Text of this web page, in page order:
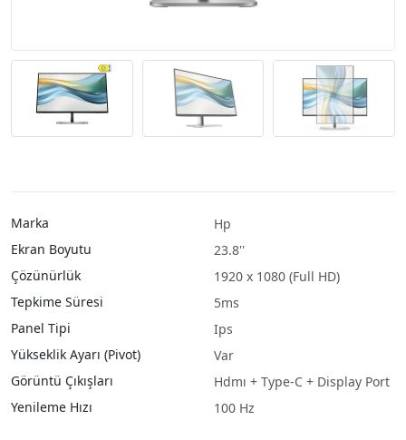
Marka
Hp
Ekran Boyutu
23.8''
Çözünürlük
1920 x 1080 (Full HD)
Tepkime Süresi
5ms
Panel Tipi
Ips
Yükseklik Ayarı (Pivot)
Var
Görüntü Çıkışları
Hdmı + Type-C + Display Port
Yenileme Hızı
100 Hz